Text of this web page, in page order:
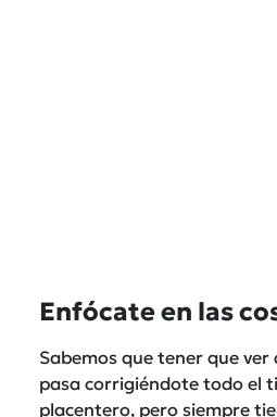
Enfócate en las
Sabemos que tener que ver
pasa corrigiéndote todo el
placentero, pero siempre